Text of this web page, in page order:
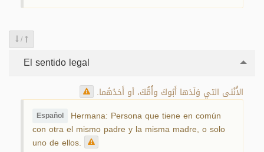
/
El sentido legal
الأُنْثى التي وَلَدَها أَبُوكَ وأُمُّكَ، أو أَحَدُهُما.
Español Hermana: Persona que tiene en común
con otra el mismo padre y la misma madre, o solo
uno de ellos.